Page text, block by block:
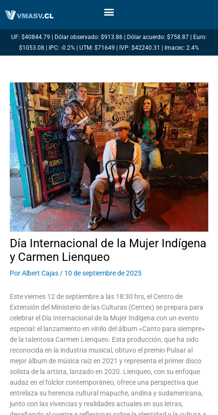
UF: $40844.79 | Dólar observado: $913.86 | Dólar acuerdo: $758.87 | Euro:
$1053.08 | IPC: -0.2% | UTM: $71649 | IVP: $42240.31 | Imacec: 2.4%
Día Internacional de la Mujer Indígena
y Carmen Lienqueo
PorAlbert Cajas / 10 de septiembre de 2025
Este viernes 12 de septiembre a las 18:30 hrs, el Centro de
Extensión del Ministerio de las Culturas (Centex) se prepara para
celebrar el Día Internacional de la Mujer Indígena con un evento
especial: el lanzamiento en vinilo del álbum «Canto para siempre»
de la talentosa Carmen Lienqueo. Esta producción, que ha sido
reconocida en la industria musical, obtuvo el premio Pulsar al
mejor álbum de música raíz en 2021 y representa el primer disco
solista de la artista, lanzado en 2020. Lienqueo, con su enfoque
audaz en el folclor contemporáneo, ofrece una perspectiva que
entrelaza su herencia cultural mapuche, andina y sudamericana,
junto con las vivencias y realidades actuales en sus letras,